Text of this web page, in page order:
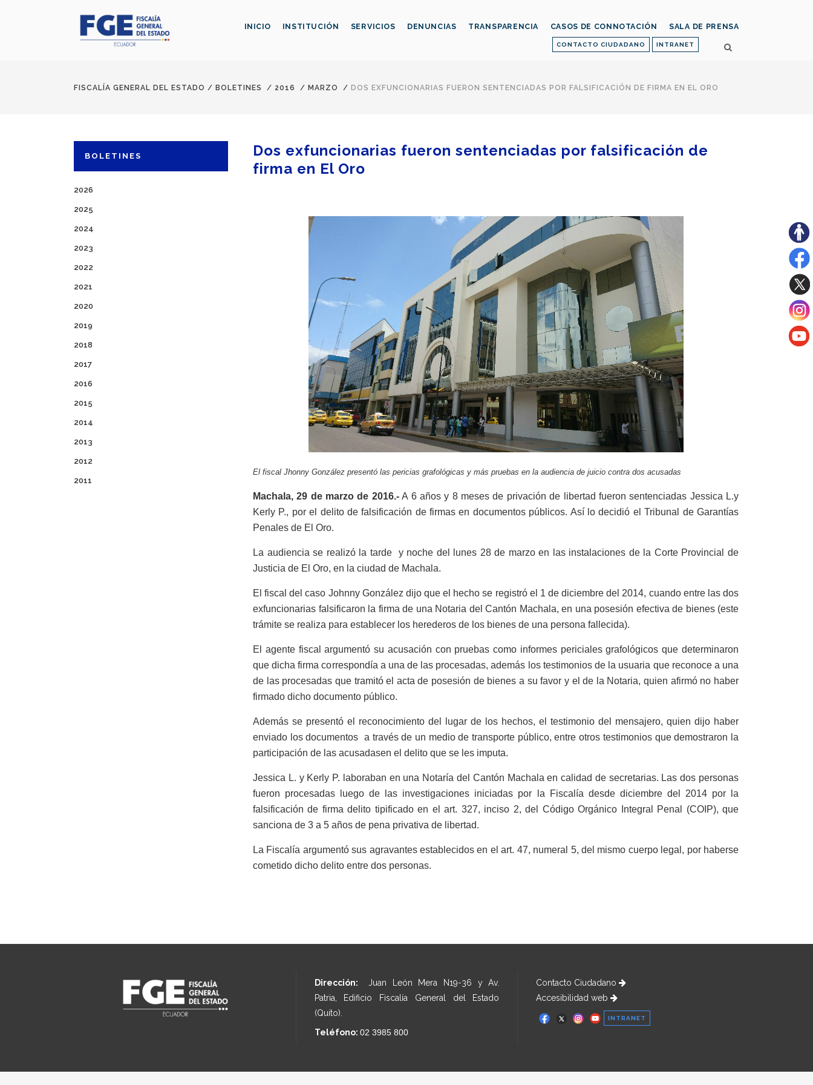
CONTACTO CIUDADANO INTRANET
INICIO INSTITUCIÓN SERVICIOS DENUNCIAS TRANSPARENCIA CASOS DE CONNOTACIÓN SALA DE PRENSA
FISCALÍA GENERAL DEL ESTADO / BOLETINES / 2016 / MARZO / DOS EXFUNCIONARIAS FUERON SENTENCIADAS POR FALSIFICACIÓN DE FIRMA EN EL ORO
BOLETINES
2026
2025
2024
2023
2022
2021
2020
2019
2018
2017
2016
2015
2014
2013
2012
2011
Dos exfuncionarias fueron sentenciadas por falsificación de
firma en El Oro
El fiscal Jhonny González presentó las pericias grafológicas y más pruebas en la audiencia de juicio contra dos acusadas
Machala, 29 de marzo de 2016.-A 6 años y 8 meses de privación de libertad fueron sentenciadas Jessica L.y
Kerly P., por el delito de falsificación de firmas en documentos públicos. Así lo decidió el Tribunal de Garantías
Penales de El Oro.
La audiencia se realizó la tarde y noche del lunes 28 de marzo en las instalaciones de la Corte Provincial de
Justicia de El Oro, en la ciudad de Machala.
El fiscal del caso Johnny González dijo que el hecho se registró el 1 de diciembre del 2014, cuando entre las dos
exfuncionarias falsificaron la firma de una Notaria del Cantón Machala, en una posesión efectiva de bienes (este
trámite se realiza para establecer los herederos de los bienes de una persona fallecida).
El agente fiscal argumentó su acusación con pruebas como informes periciales grafológicos que determinaron
que dicha firma correspondía a una de las procesadas, además los testimonios de la usuaria que reconoce a una
de las procesadas que tramitó el acta de posesión de bienes a su favor y el de la Notaria, quien afirmó no haber
firmado dicho documento público.
Además se presentó el reconocimiento del lugar de los hechos, el testimonio del mensajero, quien dijo haber
enviado los documentos a través de un medio de transporte público, entre otros testimonios que demostraron la
participación de las acusadasen el delito que se les imputa.
Jessica L. y Kerly P. laboraban en una Notaría del Cantón Machala en calidad de secretarias. Las dos personas
fueron procesadas luego de las investigaciones iniciadas por la Fiscalía desde diciembre del 2014 por la
falsificación de firma delito tipificado en el art. 327, inciso 2, del Código Orgánico Integral Penal (COIP), que
sanciona de 3 a 5 años de pena privativa de libertad.
La Fiscalía argumentó sus agravantes establecidos en el art. 47, numeral 5, del mismo cuerpo legal, por haberse
cometido dicho delito entre dos personas.
Dirección: Juan León Mera N19-36 y Av.
Patria, Edificio Fiscalía General del Estado
(Quito).
Teléfono: 02 3985 800
Contacto Ciudadano
Accesibilidad web
INTRANET